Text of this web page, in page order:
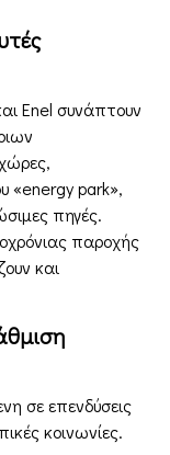
Enel συνάπτουν
«energy park»,
πηγές.
παροχής
και
σε επενδύσεις
κοινωνίες.